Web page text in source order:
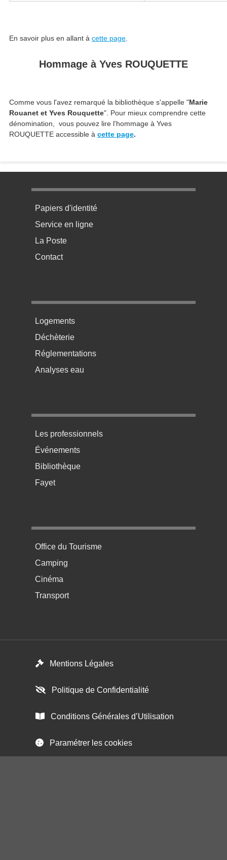
En savoir plus en allant à cette page
Hommage à Yves ROUQUETTE
Comme vous l'avez remarqué la bibliothèque s'appelle "Marie
Rouanet et Yves Rouquette". Pour mieux comprendre cette
dénomination, vous pouvez lire l'hommage à Yves
ROUQUETTE accessible à cette page.
Menu pratique bas de page 1
Papiers d'identité
Service en ligne
La Poste
Contact
Menu pratique bas de page 2
Logements
Déchèterie
Réglementations
Analyses eau
Menu pratique bas de page 3
Les professionnels
Événements
Bibliothèque
Fayet
Menu pratique bas de page 4
Office du Tourisme
Camping
Cinéma
Transport
Mentions Légales
Politique de Confidentialité
Conditions Générales d’Utilisation
Paramétrer les cookies